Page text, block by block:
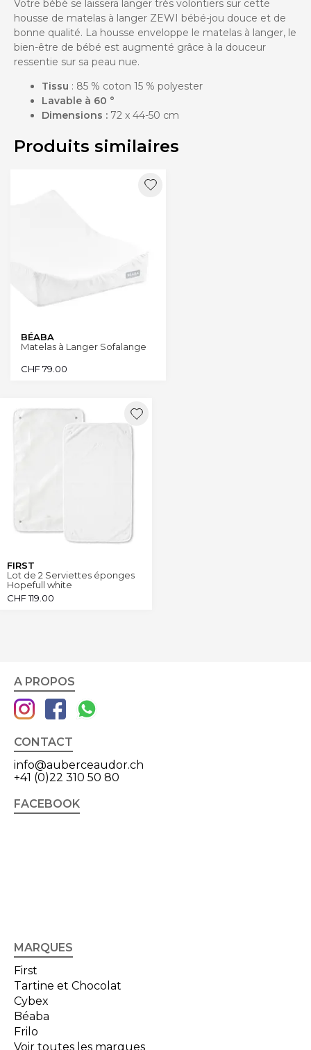
Votre bébé se laissera langer très volontiers sur cette
housse de matelas à langer ZEWI bébé-jou douce et de
bonne qualité. La housse enveloppe le matelas à langer, le
bien-être de bébé est augmenté grâce à la douceur
ressentie sur sa peau nue.
Tissu : 85 % coton 15 % polyester
Lavable à 60 °
Dimensions : 72 x 44-50 cm
Produits similaires
BÉABA
Matelas à Langer Sofalange
CHF79.00
FIRST
Lot de 2 Serviettes éponges
Hopefull white
CHF119.00
A PROPOS
CONTACT
info@auberceaudor.ch
+41 (0)22 310 50 80
FACEBOOK
MARQUES
First
Tartine et Chocolat
Cybex
Béaba
Frilo
Voir toutes les marques